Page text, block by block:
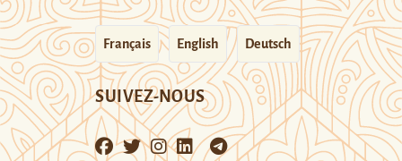
Français English Deutsch
SUIVEZ-NOUS